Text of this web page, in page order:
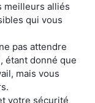
meilleurs alliés
qui vous
pas attendre
étant donné que
mais vous
votre sécurité